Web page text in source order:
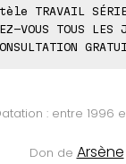
VOUS TOUS
: entre 1996
Don de Arsène